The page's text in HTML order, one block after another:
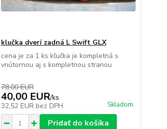
klučka dverí zadná L Swift GLX
cena je za 1 ks kľučka je kompletná s
vnútornou aj s kompletnou stranou
78,00 EUR
40,00 EUR/ks
32,52 EUR bez DPH Skladom
Pridať do košíka